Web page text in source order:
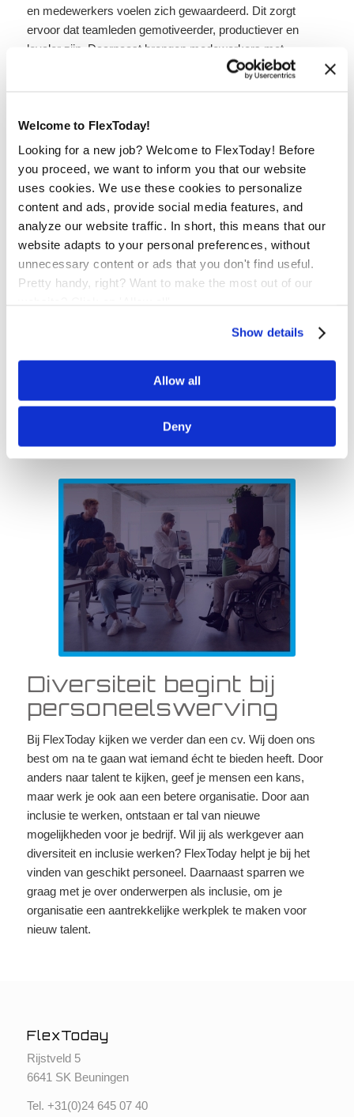
Welcome to FlexToday!
Looking for a new job? Welcome to FlexToday! Before
you proceed, we want to inform you that our website
uses cookies. We use these cookies to personalize
content and ads, provide social media features, and
analyze our website traffic. In short, this means that our
website adapts to your personal preferences, without
unnecessary content or ads that you don't find useful.
Pretty handy, right? Want to make the most out of our
Show details
Allow all
Deny
en medewerkers voelen zich gewaardeerd. Dit zorgt
ervoor dat teamleden gemotiveerder, productiever en
loyaler zijn. Daarnaast brengen medewerkers met
verschillende achtergronden ook nieuwe inzichten en
om relevant te blijven.
Inclusie vraagt om
actie
Het hoeft helemaal niet complex te zijn om je organisatie
inclusiever te maken. Het is alleen belangrijk om het niet
bij goede bedoelingen te laten, maar daarnaast ook actie
te ondernemen. Kies bijvoorbeeld voor vacatureteksten
aannames tijdens sollicitatiegesprekken en stimuleer
Inclusie is namelijk geen doel dat je kunt behalen om het
vervolgens links te laten liggen. Het is onderdeel van je
bedrijfscultuur, en iets waar continu aan gewerkt moet
Diversiteit begint bij
personeelswerving
Bij FlexToday kijken we verder dan een cv. Wij doen ons
best om na te gaan wat iemand écht te bieden heeft. Door
anders naar talent te kijken, geef je mensen een kans,
maar werk je ook aan een betere organisatie. Door aan
inclusie te werken, ontstaan er tal van nieuwe
mogelijkheden voor je bedrijf. Wil jij als werkgever aan
diversiteit en inclusie werken? FlexToday helpt je bij het
vinden van geschikt personeel. Daarnaast sparren we
graag met je over onderwerpen als inclusie, om je
organisatie een aantrekkelijke werkplek te maken voor
nieuw talent.
FlexToday
Rijstveld 5
6641 SK Beuningen
Tel. +31(0)24 645 07 40